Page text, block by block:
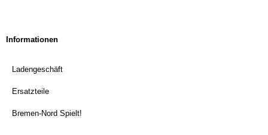
Informationen
Ladengeschäft
Ersatzteile
Bremen-Nord Spielt!